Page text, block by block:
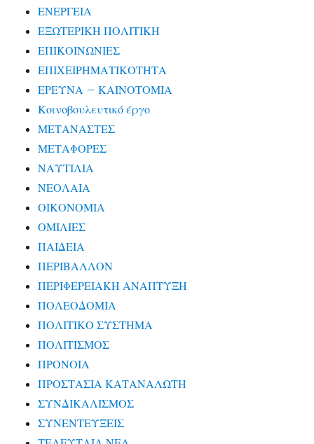
ΕΝΕΡΓΕΙΑ
ΕΞΩΤΕΡΙΚΗ ΠΟΛΙΤΙΚΗ
ΕΠΙΚΟΙΝΩΝΙΕΣ
ΕΠΙΧΕΙΡΗΜΑΤΙΚΟΤΗΤΑ
ΕΡΕΥΝΑ – ΚΑΙΝΟΤΟΜΙΑ
Κοινοβουλευτικό έργο
ΜΕΤΑΝΑΣΤΕΣ
ΜΕΤΑΦΟΡΕΣ
ΝΑΥΤΙΛΙΑ
ΝΕΟΛΑΙΑ
ΟΙΚΟΝΟΜΙΑ
ΟΜΙΛΙΕΣ
ΠΑΙΔΕΙΑ
ΠΕΡΙΒΑΛΛΟΝ
ΠΕΡΙΦΕΡΕΙΑΚΗ ΑΝΑΠΤΥΞΗ
ΠΟΛΕΟΔΟΜΙΑ
ΠΟΛΙΤΙΚΟ ΣΥΣΤΗΜΑ
ΠΟΛΙΤΙΣΜΟΣ
ΠΡΟΝΟΙΑ
ΠΡΟΣΤΑΣΙΑ ΚΑΤΑΝΑΛΩΤΗ
ΣΥΝΔΙΚΑΛΙΣΜΟΣ
ΣΥΝΕΝΤΕΥΞΕΙΣ